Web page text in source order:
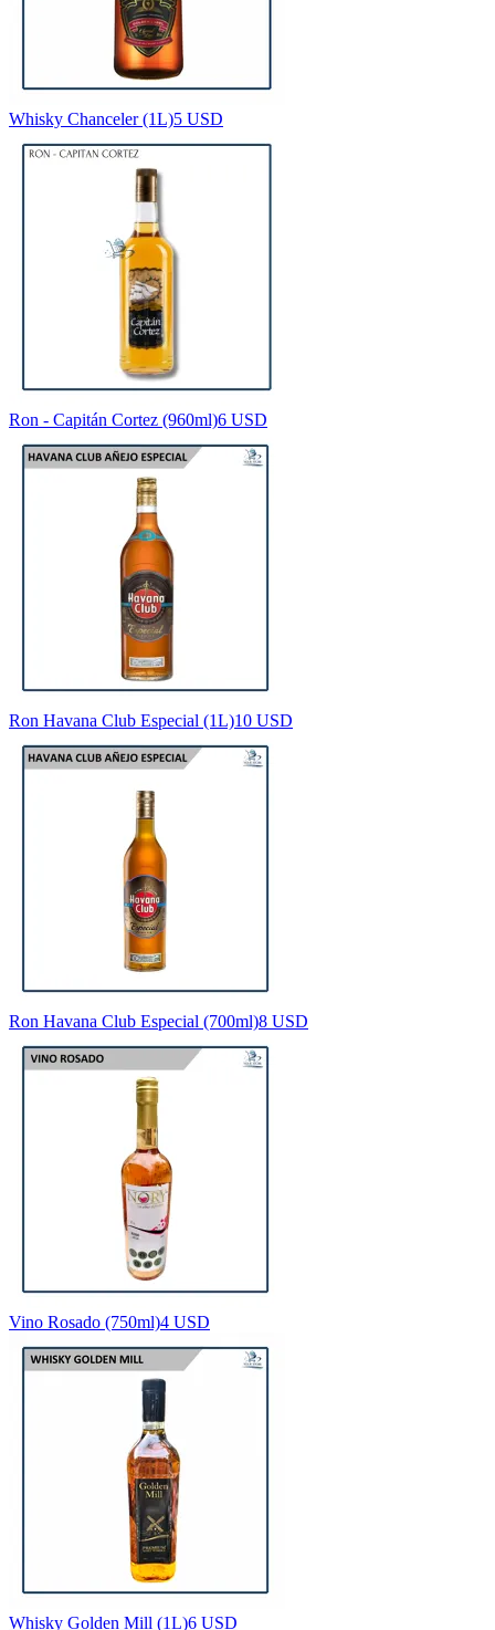
Whisky Chanceler (1L)5 USD
Ron - Capitán Cortez (960ml)6 USD
Ron Havana Club Especial (1L)10 USD
Ron Havana Club Especial (700ml)8 USD
Vino Rosado (750ml)4 USD
Whisky Golden Mill (1L)6 USD